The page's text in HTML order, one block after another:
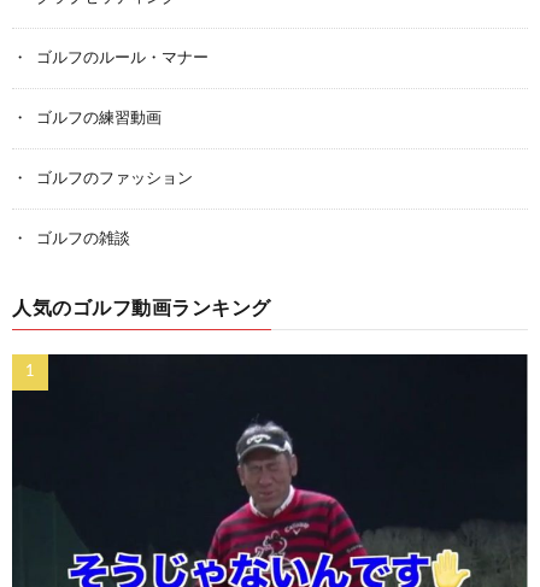
ゴルフのルール・マナー
ゴルフの練習動画
ゴルフのファッション
ゴルフの雑談
人気のゴルフ動画ランキング